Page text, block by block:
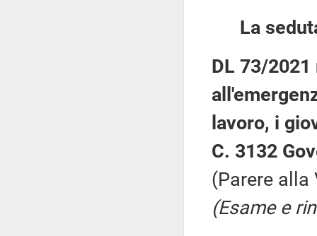
La
DL 73/
lavoro, i
C. 3132
(Parere alla
(Esame e